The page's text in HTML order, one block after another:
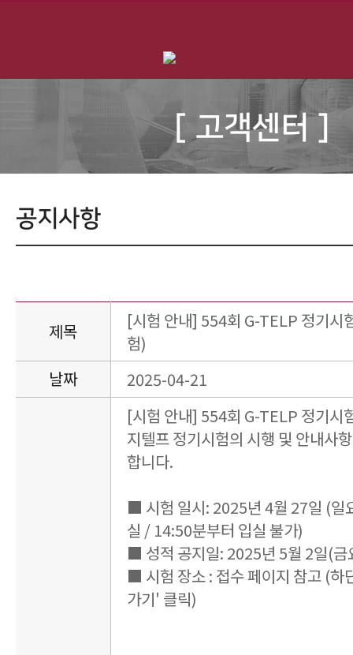
[ 고객센터 ]
공지사항
제목
[시험 안내] 554회 G-TELP 정기
험)
날짜
2025-04-21
[시험 안내] 554회 G-TELP 정기시
지텔프 정기시험의 시행 및 안내사
합니다.
■ 시험 일시: 2025년 4월 27일 (일
실 / 14:50분부터 입실 불가)
■ 성적 공지일: 2025년 5월 2일(
■ 시험 장소 : 접수 페이지 참고 (하
가기' 클릭)